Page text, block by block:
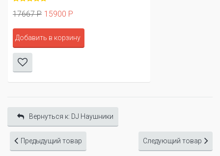
17667 Р 15900 Р
Добавить в корзину
Вернуться к: DJ Наушники
Предыдущий товар Следующий товар